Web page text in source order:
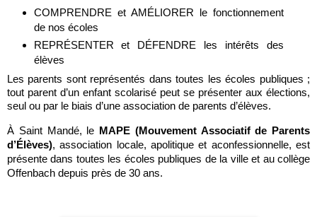
COMPRENDRE et AMÉLIORER le fonctionnement
de nos écoles
REPRÉSENTER et DÉFENDRE les intérêts des
élèves
Les parents sont représentés dans toutes les écoles publiques ;
tout parent d’un enfant scolarisé peut se présenter aux élections,
seul ou par le biais d’une association de parents d’élèves.
À Saint Mandé, le MAPE (Mouvement Associatif de Parents
d’Élèves), association locale, apolitique et aconfessionnelle, est
présente dans toutes les écoles publiques de la ville et au collège
Offenbach depuis près de 30 ans.